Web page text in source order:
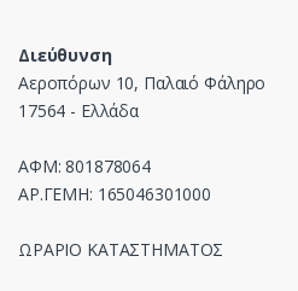
Διεύθυνση
Αεροπόρων 10, Παλαιό Φάληρο
17564 - Ελλάδα
ΑΦΜ: 801878064
ΑΡ.ΓΕΜΗ: 165046301000
ΩΡΑΡΙΟ ΚΑΤΑΣΤΗΜΑΤΟΣ